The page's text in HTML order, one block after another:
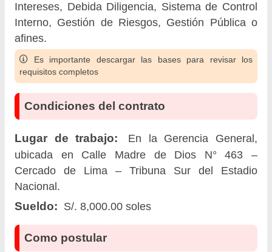
Intereses, Debida Diligencia, Sistema de Control
Interno, Gestión de Riesgos, Gestión Pública o
afines.
Es importante descargar las bases para revisar los
requisitos completos
Condiciones del contrato
Lugar de trabajo:
En la Gerencia General,
ubicada en Calle Madre de Dios N° 463 –
Cercado de Lima – Tribuna Sur del Estadio
Nacional.
Sueldo: S/. 8,000.00 soles
Como postular